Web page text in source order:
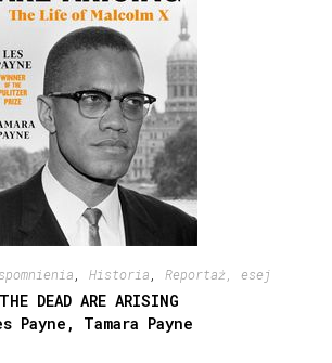
Historia Reportaż, esej
THE DEAD ARE ARISING
Payne, Tamara Payne